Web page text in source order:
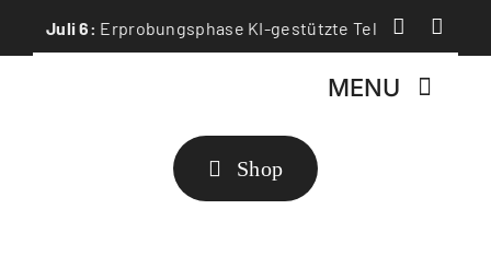
to
Juli 6: Erprobungsphase KI-gestützte Telefonassistenz
 
MENU
HOME
Shop